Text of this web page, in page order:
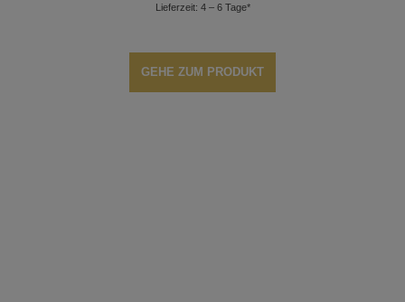
Lieferzeit: 4 – 6 Tage*
GEHE ZUM PRODUKT